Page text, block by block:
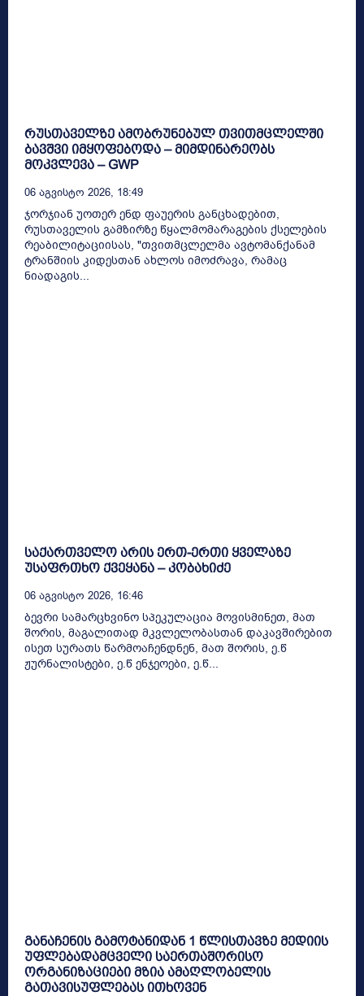
რუსთაველზე ამობრუნებულ თვითმცლელში
ბავშვი იმყოფებოდა – მიმდინარეობს
მოკვლევა – GWP
06 Აგვისტო 2026, 18:49
ჯორჯიან უოთერ ენდ ფაუერის განცხადებით,
რუსთაველის გამზირზე წყალმომარაგების ქსელების
რეაბილიტაციისას, "თვითმცლელმა ავტომანქანამ
ტრანშიის კიდესთან ახლოს იმოძრავა, რამაც
ნიადაგის...
საქართველო არის ერთ-ერთი ყველაზე
უსაფრთხო ქვეყანა – კობახიძე
06 Აგვისტო 2026, 16:46
ბევრი სამარცხვინო სპეკულაცია მოვისმინეთ, მათ
შორის, მაგალითად მკვლელობასთან დაკავშირებით
ისეთ სურათს წარმოაჩენდნენ, მათ შორის, ე.წ
ჟურნალისტები, ე.წ ენჯეოები, ე.წ...
განაჩენის გამოტანიდან 1 წლისთავზე მედიის
უფლებადამცველი საერთაშორისო
ორგანიზაციები მზია ამაღლობელის
გათავისუფლებას ითხოვენ